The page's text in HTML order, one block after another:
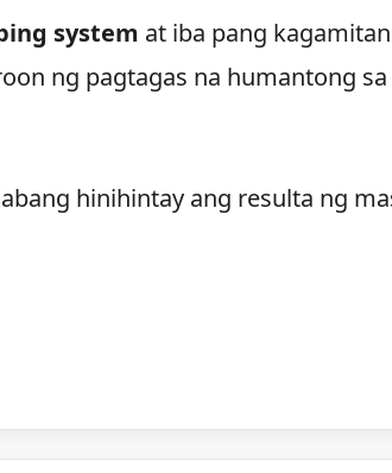
system at iba pang
ng pagtagas na humantong sa
hinihintay ang resulta ng